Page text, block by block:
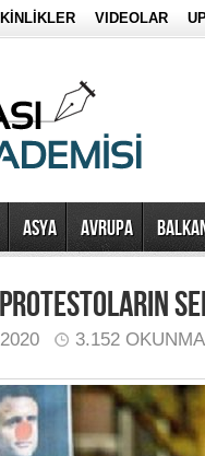
VIDEOLAR
ASYA AVRUPA
3.152 OKUNMA